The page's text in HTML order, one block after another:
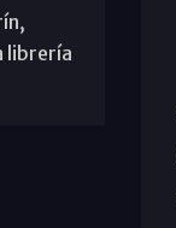
librería